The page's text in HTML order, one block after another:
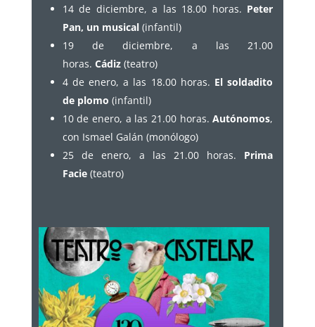
14 de diciembre, a las 18.00 horas. Peter
Pan, un musical(infantil)
19 de diciembre, a las 21.00
horas. Cádiz(teatro)
4 de enero, a las 18.00 horas. El soldadito
de plomo (infantil)
10 de enero, a las 21.00 horas.Autónomos,
con Ismael Galán (monólogo)
25 de enero, a las 21.00 horas. Prima
Facie(teatro)